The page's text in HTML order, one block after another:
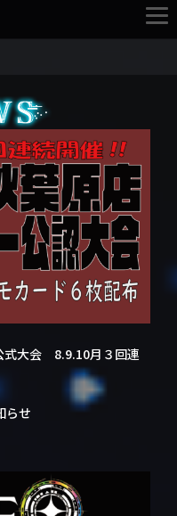
式大会 8.9.10月３回連
らせ